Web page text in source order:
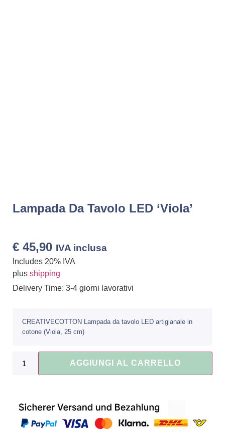
Lampada Da Tavolo LED ‘Viola’
€ 45,90 IVA inclusa
Includes 20% IVA
plus shipping
Delivery Time: 3-4 giorni lavorativi
CREATIVECOTTON Lampada da tavolo LED artigianale in
cotone (Viola, 25 cm)
AGGIUNGI AL CARRELLO